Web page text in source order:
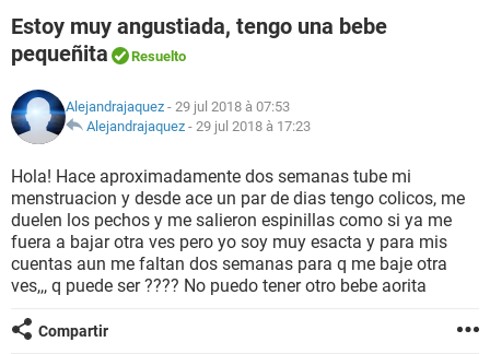
FAMILIA
NUTRICIÓN
SEXUALIDAD
GLOSARIO
Estoy muy angustiada, tengo una bebe
pequeñita
Resuelto
Alejandrajaquez - 29 jul 2018 à 07:53
Alejandrajaquez - 29 jul 2018 à 17:23
Hola! Hace aproximadamente dos semanas tube mi
menstruacion y desde ace un par de dias tengo colicos, me
duelen los pechos y me salieron espinillas como si ya me
fuera a bajar otra ves pero yo soy muy esacta y para mis
cuentas aun me faltan dos semanas para q me baje otra
ves,,, q puede ser ???? No puedo tener otro bebe aorita
Compartir